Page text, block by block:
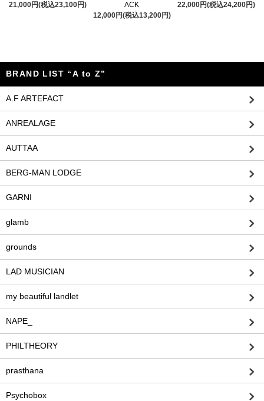
21,000円(税込23,100円)
ACK
12,000円(税込13,200円)
22,000円(税込24,200円)
BRAND LIST “A to Z”
A.F ARTEFACT
ANREALAGE
AUTTAA
BERG-MAN LODGE
GARNI
glamb
grounds
LAD MUSICIAN
my beautiful landlet
NAPE_
PHILTHEORY
prasthana
Psychobox